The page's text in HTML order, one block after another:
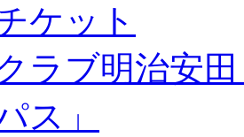
ケット
ラブ明治安
ス」